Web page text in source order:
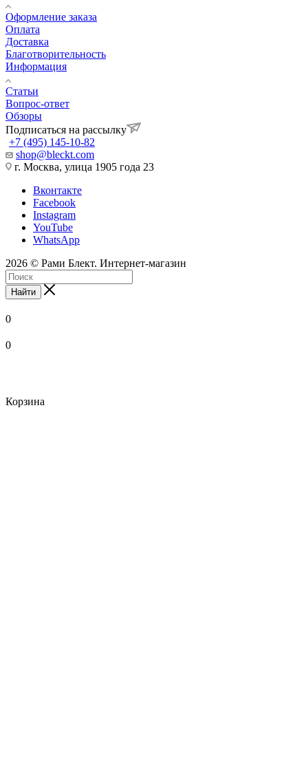
Оформление заказа
Оплата
Доставка
Благотворительность
Информация
Статьи
Вопрос-ответ
Обзоры
Подписаться на рассылку
+7 (495) 145-10-82
shop@bleckt.com
г. Москва, улица 1905 года 23
Вконтакте
Facebook
Instagram
YouTube
WhatsApp
2026 © Рами Блект. Интернет-магазин
Найти
0
0
Корзина